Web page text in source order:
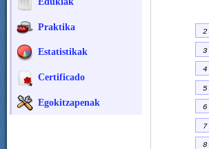
Praktika
Estatistikak
Certificado
Egokitzapenak